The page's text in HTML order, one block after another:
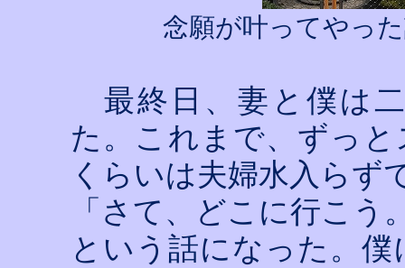
念願が叶ってやっ
最終日、妻と僕は
た。これまで、ずっ
くらいは夫婦水入らず
「さて、どこに行こう
という話になった。